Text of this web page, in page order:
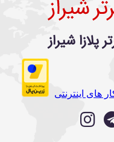
پلازا شیراز